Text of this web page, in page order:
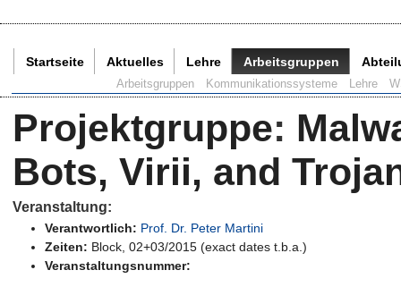
Startseite Aktuelles Lehre Arbeitsgruppen
Arbeitsgruppen Kommunikationssysteme Lehre
Projektgruppe:
Bots, Virii, and
Veranstaltung:
Verantwortlich: Prof. Dr. Peter Martini
Zeiten: Block, 02+03/2015 (exact dates t.b.a.)
Veranstaltungsnummer: